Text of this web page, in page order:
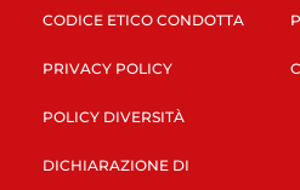
CODICE ETICO CONDOTTA
PRIVACY POLICY
POLICY DIVERSITÀ
DICHIARAZIONE DI